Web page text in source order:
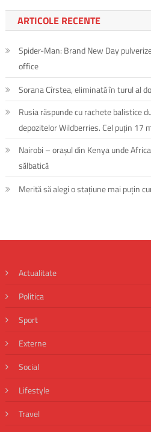
ARTICOLE RECENTE
Spider-Man: Brand New Day
office
Sorana Cîrstea, eliminată în turul al
Rusia răspunde cu rachete balistice
depozitelor Wildberries. Cel puțin 17
Nairobi – orașul din Kenya unde
sălbatică
Merită să alegi o stațiune mai puțin
Actualitate
Politica
Sport
Externe
Social
Lifestyle
Travel